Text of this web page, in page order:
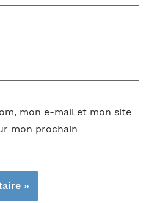
mon e-mail et mon site
mon prochain